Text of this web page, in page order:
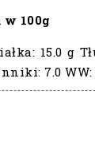
100g
15.0 g
7.0